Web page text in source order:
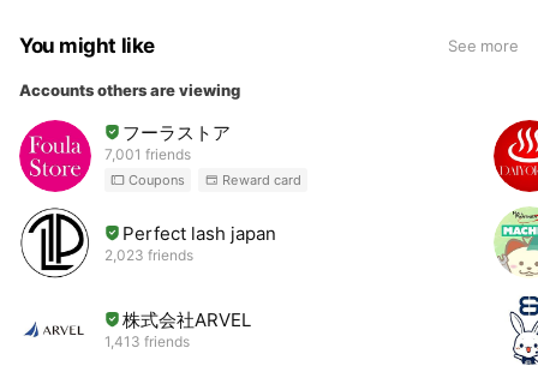
You might like See more
Accounts others are viewing
フーラストア
7,001 friends
Coupons Reward card
Perfect lash japan
2,023 friends
株式会社ARVEL
1,413 friends